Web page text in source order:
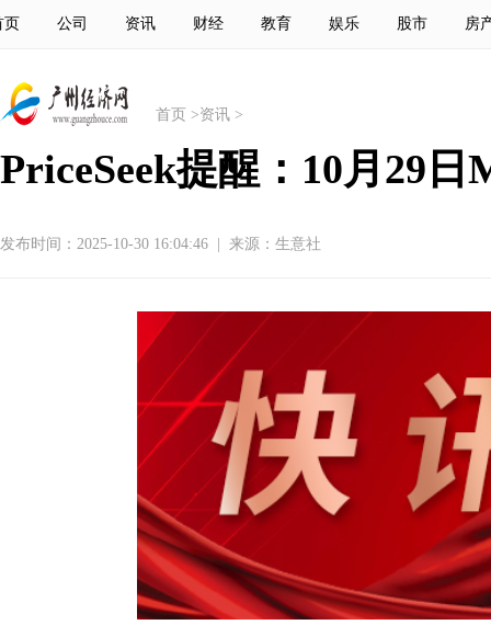
页 公司 资讯 财经 教育 娱乐 股市 房
首页 >资讯 >
PriceSeek提醒：10月29
发布时间：2025-10-30 16:04:46 来源：生意社